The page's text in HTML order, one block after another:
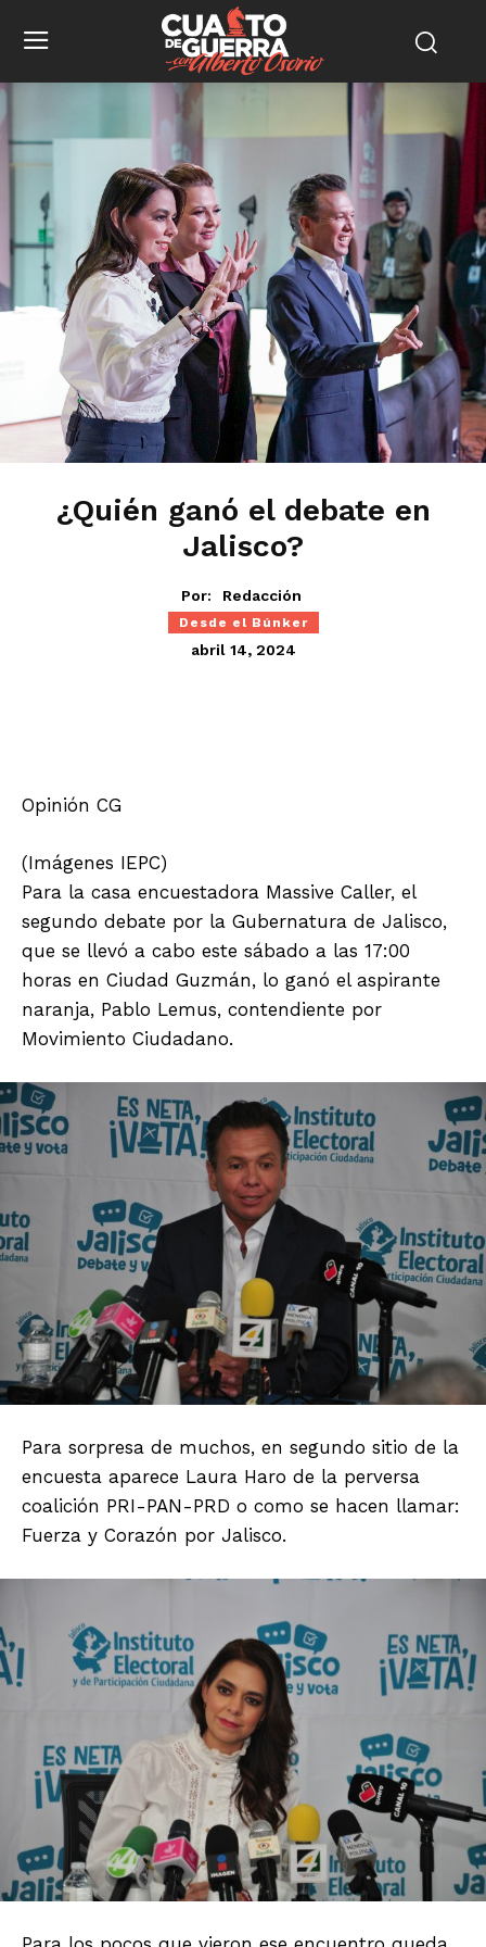
¿Quién ganó el debate en
Jalisco?
Por: Redacción
Desde el Búnker
abril 14, 2024
Opinión CG
(Imágenes IEPC)
Para la casa encuestadora Massive Caller, el
segundo debate por la Gubernatura de Jalisco,
que se llevó a cabo este sábado a las 17:00
horas en Ciudad Guzmán, lo ganó el aspirante
naranja, Pablo Lemus, contendiente por
Movimiento Ciudadano.
Para sorpresa de muchos, en segundo sitio de la
encuesta aparece Laura Haro de la perversa
coalición PRI-PAN-PRD o como se hacen llamar:
Fuerza y Corazón por Jalisco.